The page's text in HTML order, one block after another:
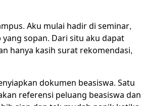
Aku mulai hadir di seminar,
sopan. Dari situ aku dapat
hanya kasih surat rekomendasi,
dokumen beasiswa. Satu
referensi peluang beasiswa dan